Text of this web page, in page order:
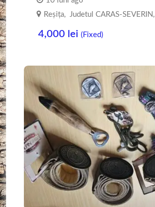
Reşiţa, Judetul CARAS-SEVERIN ,
4,000 lei (Fixed)